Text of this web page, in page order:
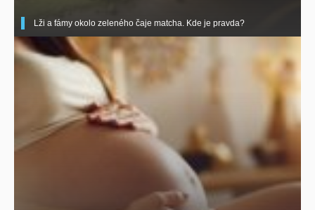
Lži a fámy okolo zeleného čaje matcha. Kde je pravda?